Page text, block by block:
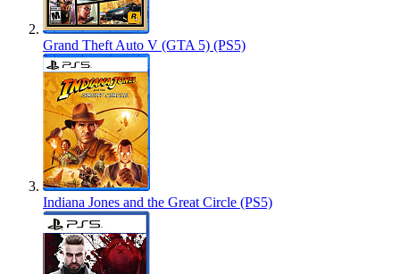
Grand Theft Auto V (GTA 5) (PS5)
Indiana Jones and the Great Circle (PS5)